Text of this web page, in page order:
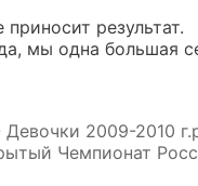
результат.
мы одна большая
2009-2010
Чемпионат